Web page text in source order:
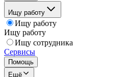
Ищу работу
Ищу работу
Ищу работу
Ищу сотрудника
Сервисы
Помощь
Ещё